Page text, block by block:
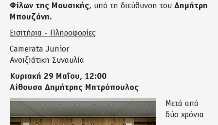
Φίλων της Μουσικής, υπό τη διεύθυνση του Δημήτρη
Μπουζάνη.
Εισιτήρια - Πληροφορίες
Camerata Junior
Ανοιξιάτικη Συναυλία
Κυριακή 29 Μαΐου, 12:00
Αίθουσα Δημήτρης Μητρόπουλος
Μετά από
δύο χρόνια